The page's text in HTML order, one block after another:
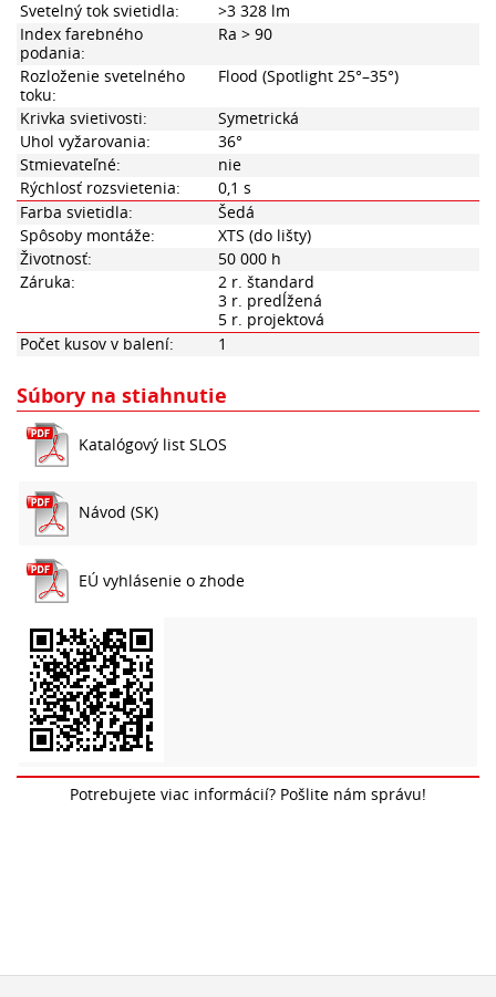
Svetelný tok svietidla:
>3 328 lm
Index farebného
podania:
Ra > 90
Rozloženie svetelného
toku:
Flood (Spotlight 25°–35°)
Krivka svietivosti:
Symetrická
Uhol vyžarovania:
36°
Stmievateľné:
nie
Rýchlosť rozsvietenia:
0,1 s
Farba svietidla:
Šedá
Spôsoby montáže:
XTS (do lišty)
Životnosť:
50 000 h
Záruka:
2 r. štandard
3 r. predĺžená
5 r. projektová
Počet kusov v balení:
1
Súbory na stiahnutie
Katalógový list SLOS
Návod (SK)
EÚ vyhlásenie o zhode
Potrebujete viac informácií? Pošlite nám správu!